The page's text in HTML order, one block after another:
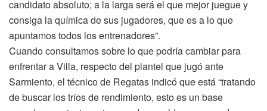
candidato absoluto; a la larga será el que mejor juegue y
consiga la química de sus jugadores, que es a lo que
apuntamos todos los entrenadores”.
Cuando consultamos sobre lo que podría cambiar para
enfrentar a Villa, respecto del plantel que jugó ante
Sarmiento, el técnico de Regatas indicó que está “tratando
de buscar los tríos de rendimiento, esto es un base